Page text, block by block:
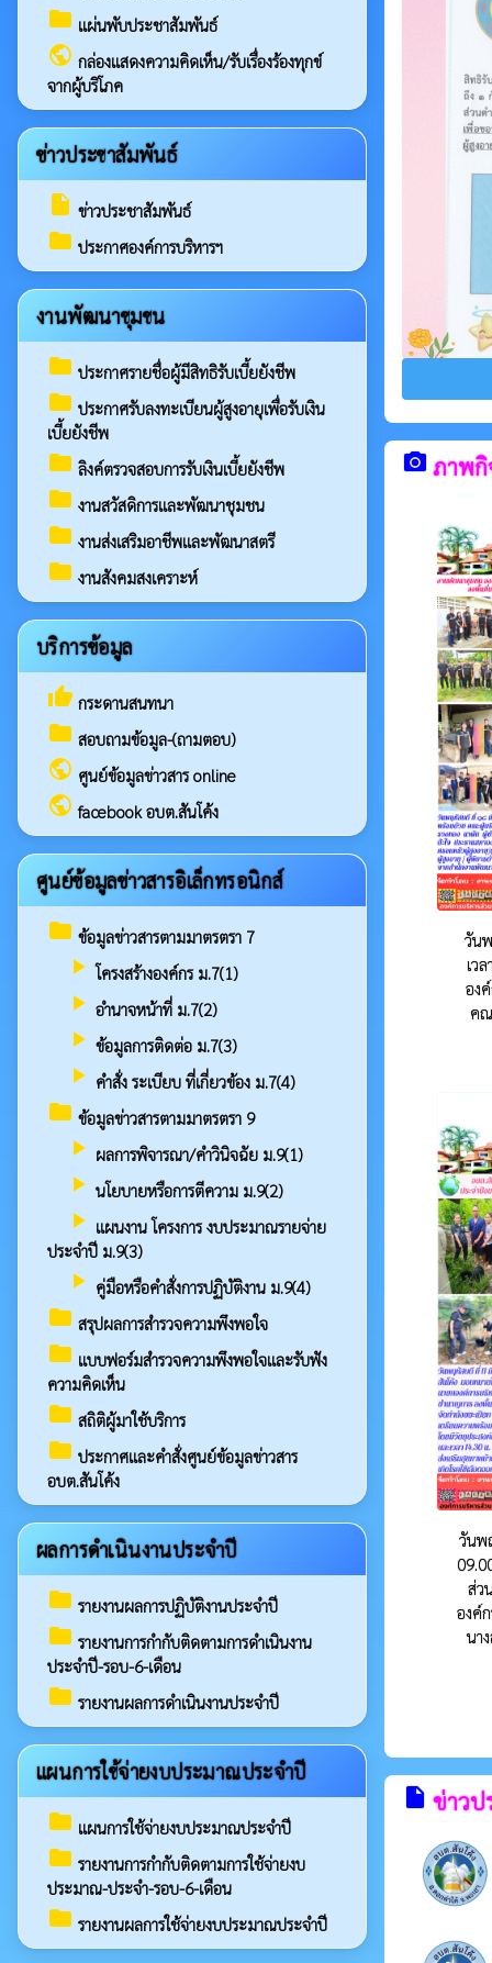
folder แผ่นพับประชาสัมพันธ์
public กล่องแสดงความคิดเห็น/รับเรื่องร้องทุกข์
จากผู้บริโภค
ข่าวประชาสัมพันธ์
insert_drive_file ข่าวประชาสัมพันธ์
folder ประกาศองค์การบริหารฯ
งานพัฒนาชุมชน
folder ประกาศรายชื่อผู้มีสิทธิรับเบี้ยยังชีพ
folder ประกาศรับลงทะเบียนผู้สูงอายุเพื่อรับเงิน
เบี้ยยังชีพ
folder ลิงค์ตรวจสอบการรับเงินเบี้ยยังชีพ
folder งานสวัสดิการและพัฒนาชุมชน
folder งานส่งเสริมอาชีพและพัฒนาสตรี
folder งานสังคมสงเคราะห์
บริการข้อมูล
thumb_up กระดานสนทนา
folder สอบถามข้อมูล-(ถามตอบ)
public ศูนย์ข้อมูลข่าวสาร online
public facebook อบต.สันโค้ง
ศูนย์ข้อมูลข่าวสารอิเล็กทรอนิกส์
folder ข้อมูลข่าวสารตามมาตรตรา 7
play_arrow โครงสร้างองค์กร ม.7(1)
play_arrow อำนาจหน้าที่ ม.7(2)
play_arrow ข้อมูลการติดต่อ ม.7(3)
play_arrow คำสั่ง ระเบียบ ที่เกี่ยวข้อง ม.7(4)
folder ข้อมูลข่าวสารตามมาตรตรา 9
play_arrow ผลการพิจารณา/คำวินิจฉัย ม.9(1)
play_arrow นโยบายหรือการตีความ ม.9(2)
play_arrow แผนงาน โครงการ งบประมาณรายจ่าย
ประจำปี ม.9(3)
play_arrow คู่มือหรือคำสั่งการปฏิบัติงาน ม.9(4)
folder สรุปผลการสำรวจความพึงพอใจ
folder แบบฟอร์มสำรวจความพึงพอใจและรับฟัง
ความคิดเห็น
folder สถิติผู้มาใช้บริการ
folder ประกาศและคำสั่งศูนย์ข้อมูลข่าวสาร
อบต.สันโค้ง
ผลการดำเนินงานประจำปี
folder รายงานผลการปฏิบัติงานประจำปี
folder รายงานการกำกับติดตามการดำเนินงาน
ประจำปี-รอบ-6-เดือน
folder รายงานผลการดำเนินงานประจำปี
แผนการใช้จ่ายงบประมาณประจำปี
folder แผนการใช้จ่ายงบประมาณประจำปี
folder รายงานการกำกับติดตามการใช้จ่ายงบ
ประมาณ-ประจำ-รอบ-6-เดือน
folder รายงานผลการใช้จ่ายงบประมาณประจำปี
camera_alt ภาพกิ
วัน
เว
อง
คณ
วันพ
ส่ว
องค์
นา
insert_drive_file ข่าวป